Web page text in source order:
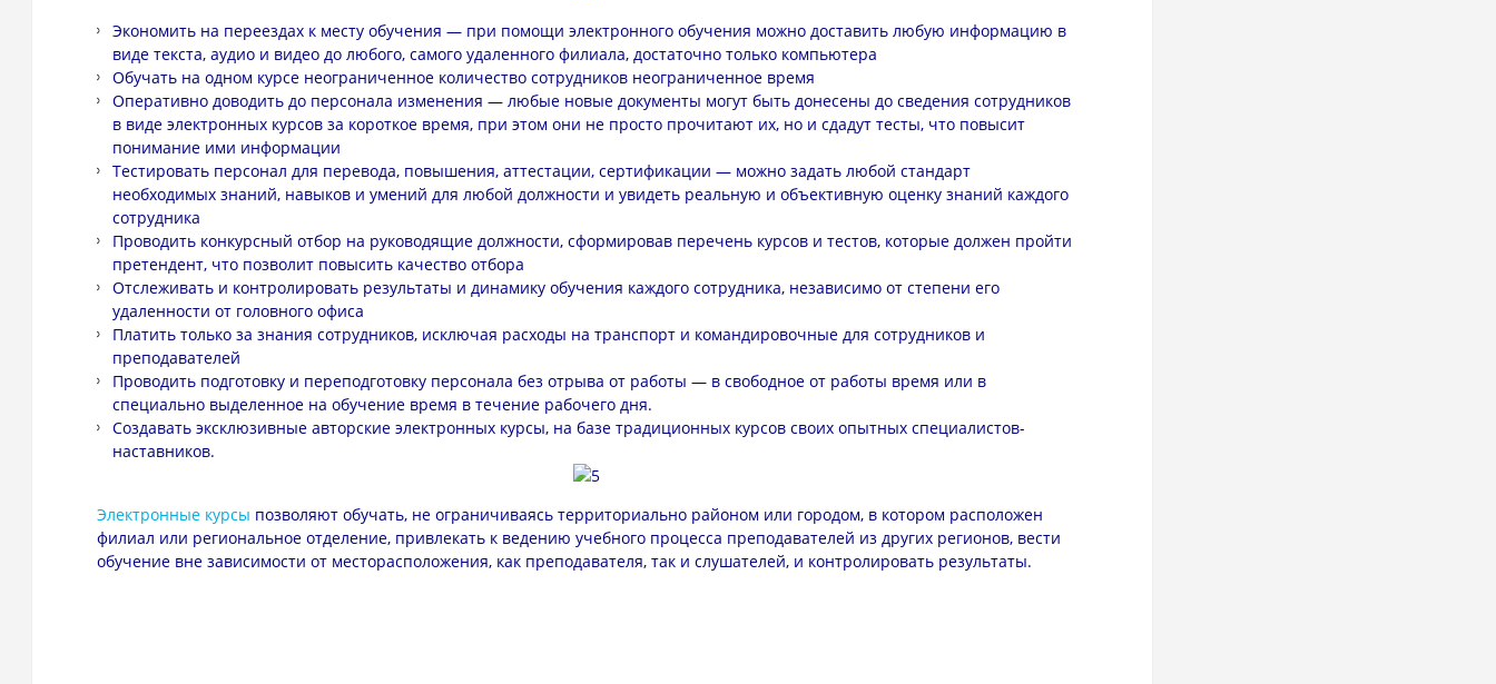
Экономить на переездах к месту обучения — при помощи электронного обучения можно доставить любую информацию в
виде текста, аудио и видео до любого, самого удаленного филиала, достаточно только компьютера
Обучать на одном курсе неограниченное количество сотрудников неограниченное время
Оперативно доводить до персонала изменения — любые новые документы могут быть донесены до сведения сотрудников
в виде электронных курсов за короткое время, при этом они не просто прочитают их, но и сдадут тесты, что повысит
понимание ими информации
Тестировать персонал для перевода, повышения, аттестации, сертификации — можно задать любой стандарт
необходимых знаний, навыков и умений для любой должности и увидеть реальную и объективную оценку знаний каждого
сотрудника
Проводить конкурсный отбор на руководящие должности, сформировав перечень курсов и тестов, которые должен пройти
претендент, что позволит повысить качество отбора
Отслеживать и контролировать результаты и динамику обучения каждого сотрудника, независимо от степени его
удаленности от головного офиса
Платить только за знания сотрудников, исключая расходы на транспорт и командировочные для сотрудников и
преподавателей
Проводить подготовку и переподготовку персонала без отрыва от работы — в свободное от работы время или в
специально выделенное на обучение время в течение рабочего дня.
Создавать эксклюзивные авторские электронных курсы, на базе традиционных курсов своих опытных специалистов-
наставников.
Электронные курсы позволяют обучать, не ограничиваясь территориально районом или городом, в котором расположен
филиал или региональное отделение, привлекать к ведению учебного процесса преподавателей из других регионов, вести
обучение вне зависимости от месторасположения, как преподавателя, так и слушателей, и контролировать результаты.